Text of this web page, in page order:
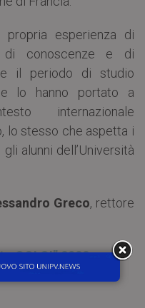
esperienza di
di conoscenze e di
il periodo di studio
lo hanno portato a
internazionale
lo stesso che aspetta i
alunni dell’Università
Greco, rettore
GOLGI” 2022